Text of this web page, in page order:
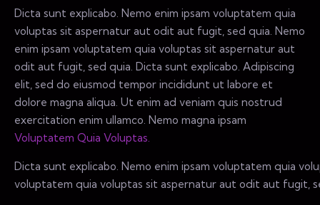
Dicta sunt explicabo. Nemo enim ipsam voluptatem quia
voluptas sit aspernatur aut odit aut fugit, sed quia. Nemo
enim ipsam voluptatem quia voluptas sit aspernatur aut
odit aut fugit, sed quia. Dicta sunt explicabo. Adipiscing
elit, sed do eiusmod tempor incididunt ut labore et
dolore magna aliqua. Ut enim ad veniam quis nostrud
exercitation enim ullamco. Nemo magna ipsam
Voluptatem Quia Voluptas.
Dicta sunt explicabo. Nemo enim ipsam voluptatem quia
voluptatem quia voluptas sit aspernatur aut odit aut fugit,